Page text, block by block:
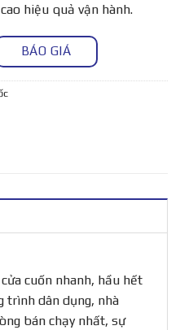
hiệu quả vận hành.
BÁO GIÁ
cuốn nhanh, hầu hết
trình dân dụng, nhà
bán chạy nhất, sự